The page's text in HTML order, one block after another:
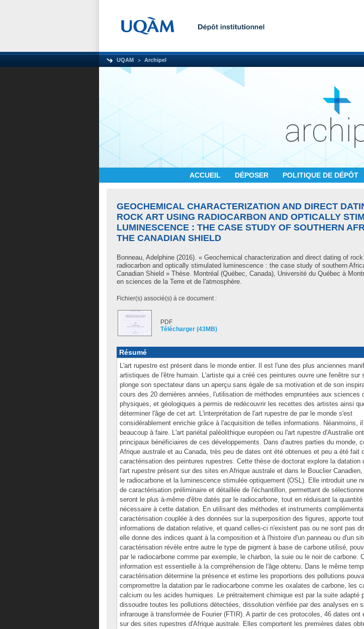
UQAM Archipel
ACCUEIL DÉPOSER POLITIQUE DE DÉPÔT
GEOCHEMICAL CHARACTERIZATION AND DIRECT
ROCK ART USING RADIOCARBON AND OPTICALLY
LUMINESCENCE : THE CASE STUDY OF SOUTHERN
THE CANADIAN SHIELD
Bonneau, Adelphine (2016). « Geochemical characterization and direct dating of
radiocarbon and optically stimulated luminescence : the case study of southern
Canadian Shield » Thèse. Montréal (Québec, Canada), Université du Québec à
en sciences de la Terre et de l'atmosphère.
Fichier(s) associé(s) à ce document :
PDF
Télécharger (43MB)
Résumé
L'art rupestre est présent dans le monde entier. Il est l'une des plus anciennes
artistiques de l'être humain. L'artiste qui a créé ces peintures ouvre une fenêtre sur
plonge son spectateur dans un aperçu sans égale de sa motivation et de son
cours des 20 dernières années, l'utilisation de méthodes empruntées aux sciences
physiques, et géologiques a permis de redécouvrir les recettes des artistes ainsi
déterminer l'âge de cet art. L'interprétation de l'art rupestre de par le monde s'est
considérablement enrichie grâce à l'acquisition de telles informations. Néanmoins,
beaucoup à faire. L'art pariétal paléolithique européen ou l'art rupestre d'Australie
principaux bénéficiaires de ces développements. Dans d'autres parties du monde,
Afrique australe et au Canada, très peu de dates ont été obtenues et peu a été fait
caractérisation des peintures rupestres. Cette thèse de doctorat explore la datation
l'art rupestre présent sur des sites en Afrique australe et dans le Bouclier
le radiocarbone et la luminescence stimulée optiquement (OSL). Elle introduit une
de caractérisation préliminaire et détaillée de l'échantillon, permettant de
seront le plus à-même d'être datés par le radiocarbone, tout en réduisant la
nécessaire à cette datation. En utilisant des méthodes et instruments
caractérisation couplée à des données sur la superposition des figures, apporte
informations de datation relative, et quand celles-ci n'existent pas ou ne sont pas
elle donne des indices quant à la composition et à l'histoire d'un panneau ou d'un
caractérisation révèle entre autre le type de pigment à base de carbone utilisé,
par le radiocarbone comme par exemple, le charbon, la suie ou le noir de carbone.
information est essentielle à la compréhension de l'âge obtenu. Dans le même
caractérisation détermine la présence et estime les proportions des pollutions
compromettre la datation par le radiocarbone comme les oxalates de carbone, les
calcium ou les acides humiques. Le prétraitement chimique est par la suite adapté
dissoudre toutes les pollutions détectées, dissolution vérifiée par des analyses en
infrarouge à transformée de Fourier (FTIR). A partir de ces protocoles, 46 dates ont
sur des sites rupestres d'Afrique australe. Elles comportent les premières dates